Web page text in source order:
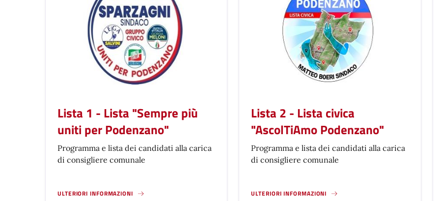
Lista 1 - Lista "Sempre più
uniti per Podenzano"
Programma e lista dei candidati alla carica
di consigliere comunale
ULTERIORI INFORMAZIONI
Lista 2 - Lista civica
"AscolTiAmo Podenzano"
Programma e lista dei candidati alla carica
di consigliere comunale
ULTERIORI INFORMAZIONI